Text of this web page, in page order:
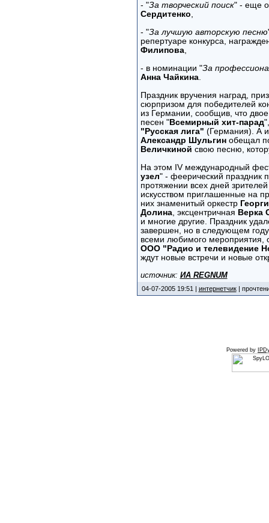
- "За творческий поиск" - еще
Сердитенко,
- "За лучшую авторскую песню
репертуаре конкурса,
Филипова,
- в номинации "За
Анна Чайкина.
Праздник вручения наград,
сюрпризом для победителей
из Германии, сообщив, что
песен "Всемирный хит-парад
"Русская лига" (Германия). А
Александр Шульгинобещал
Величкиной свою песню,
На этом IV международный
узел" - феерический праздник
протяжении всех дней
искусством приглашенные на
них знаменитый оркестр
Долина, эксцентричная Верка
и многие другие. Праздник
завершен, но в следующем
всеми любимого мероприятия,
ООО "Радио и телевидение
ждут новые встречи и новые
источник: ИА REGNUM
04-07-2005 19:51 | интернетчик|
Powered by